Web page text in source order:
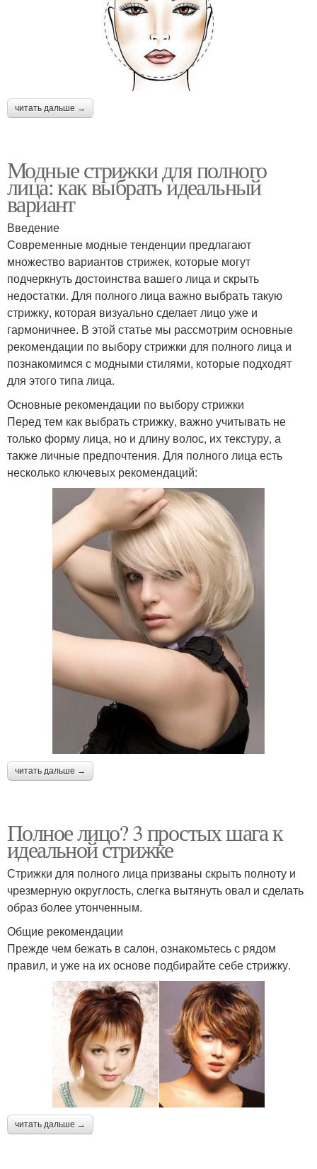
читать дальше →
Модные стрижки для полного
лица: как выбрать идеальный
вариант
Введение
Современные модные тенденции предлагают
множество вариантов стрижек, которые могут
подчеркнуть достоинства вашего лица и скрыть
недостатки. Для полного лица важно выбрать такую
стрижку, которая визуально сделает лицо уже и
гармоничнее. В этой статье мы рассмотрим основные
рекомендации по выбору стрижки для полного лица и
познакомимся с модными стилями, которые подходят
для этого типа лица.
Основные рекомендации по выбору стрижки
Перед тем как выбрать стрижку, важно учитывать не
только форму лица, но и длину волос, их текстуру, а
также личные предпочтения. Для полного лица есть
несколько ключевых рекомендаций:
читать дальше →
Полное лицо? 3 простых шага к
идеальной стрижке
Стрижки для полного лица призваны скрыть полноту и
чрезмерную округлость, слегка вытянуть овал и сделать
образ более утонченным.
Общие рекомендации
Прежде чем бежать в салон, ознакомьтесь с рядом
правил, и уже на их основе подбирайте себе стрижку.
читать дальше →